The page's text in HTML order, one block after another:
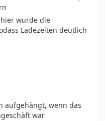
wurde die
Ladezeiten deutlich
aufgehängt, wenn das
war